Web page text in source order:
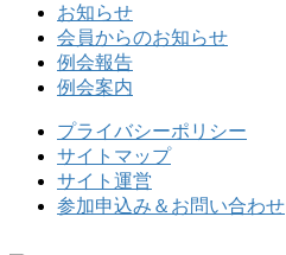
お知らせ
会員からのお知らせ
例会報告
例会案内
プライバシーポリシー
サイトマップ
サイト運営
参加申込み＆お問い合わせ